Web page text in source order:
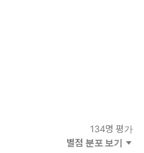
134명 평가
별점 분포 보기